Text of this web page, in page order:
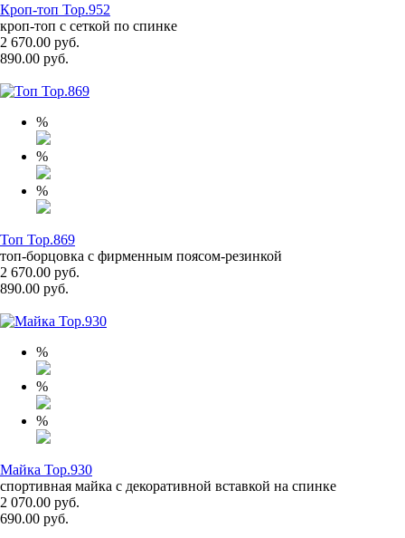
Кроп-топ Top.952
кроп-топ с сеткой по спинке
2 670.00 руб.
890.00 руб.
%
%
%
Топ Top.869
топ-борцовка с фирменным поясом-резинкой
2 670.00 руб.
890.00 руб.
%
%
%
Майка Top.930
спортивная майка с декоративной вставкой на спинке
2 070.00 руб.
690.00 руб.